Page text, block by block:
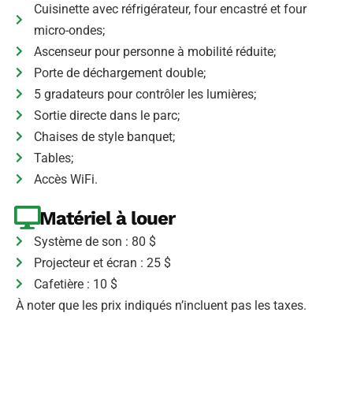
Cuisinette avec réfrigérateur, four encastré et four
micro-ondes;
Ascenseur pour personne à mobilité réduite;
Porte de déchargement double;
5 gradateurs pour contrôler les lumières;
Sortie directe dans le parc;
Chaises de style banquet;
Tables;
Accès WiFi.
Matériel à louer
Système de son : 80 $
Projecteur et écran : 25 $
Cafetière : 10 $
À noter que les prix indiqués n’incluent pas les taxes.